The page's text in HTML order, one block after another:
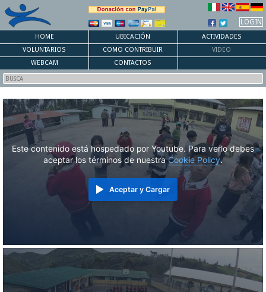
LOGIN
HOME UBICACIÓN
ACTIVIDADES
VOLUNTARIOS
COMO CONTRIBUIR
VIDEO
WEBCAM
CONTACTOS
Este contenido está hospedado por Youtube. Para verlo debes
aceptar los términos de nuestraCookie Policy.
Aceptar y Cargar